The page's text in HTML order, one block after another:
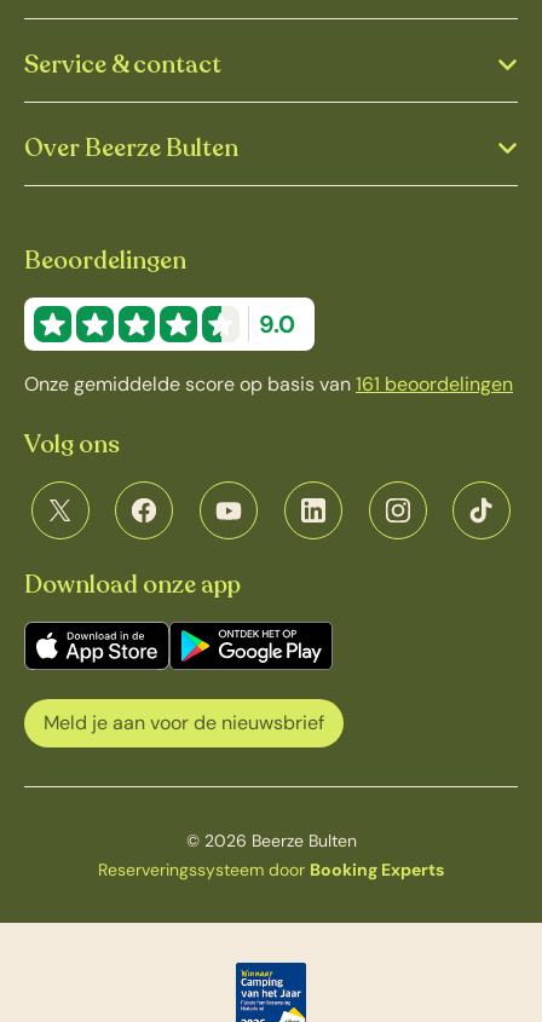
Service & contact
Over Beerze Bulten
Beoordelingen
9.0
Onze gemiddelde score op basis van161 beoordelingen
Volg ons
Download onze app
Meld je aan voor de nieuwsbrief
© 2026 Beerze Bulten
Reserveringssysteem door Booking Experts